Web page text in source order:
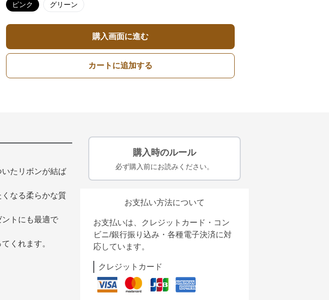
ピンク グリーン
購入画面に進む
カートに追加する
たリボンが結ば
なる柔らかな質
トにも最適で
くれます。
購入時のルール
必ず購入前にお読みください。
お支払い方法について
お支払いは、クレジットカード・コン
ビニ/銀行振り込み・各種電子決済に対
応しています。
クレジットカード